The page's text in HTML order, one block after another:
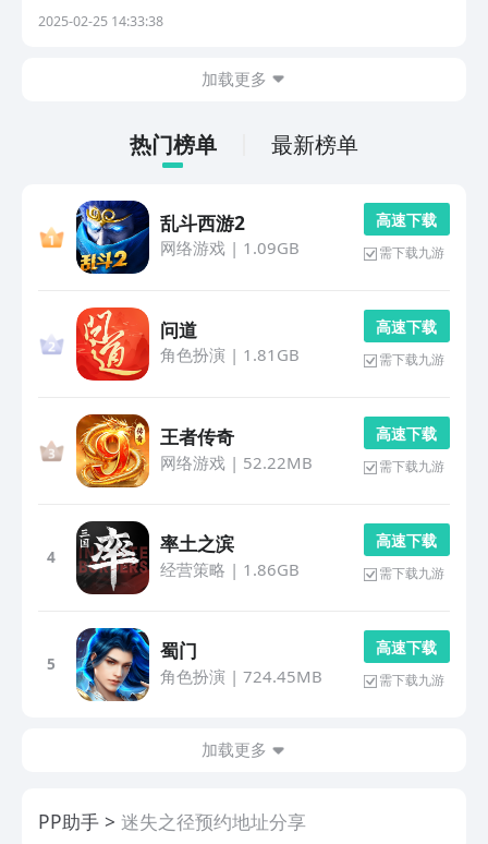
唯美童话元素完美融合，宛如一把神奇钥匙，引领缓缓进
2025-02-25 14:33:38
加载更多
热门榜单 最新榜单
乱斗西游2
网络游戏| 1.09GB
高 速 下 载
需下载九游
问道
角色扮演 | 1.81GB
高 速 下 载
需下载九游
王者传奇
网络游戏| 52.22MB
高 速 下 载
需下载九游
4
率土之滨
经营策略 | 1.86GB
高 速 下 载
需下载九游
5
蜀门
角色扮演 | 724.45MB
高 速 下 载
需下载九游
加载更多
PP助手 迷失之径预约地址分享